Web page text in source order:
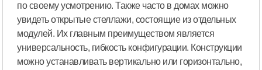
по своему усмотрению. Также часто в домах можно
увидеть открытые стеллажи, состоящие из отдельных
модулей. Их главным преимуществом является
универсальность, гибкость конфигурации. Конструкции
можно устанавливать вертикально или горизонтально,